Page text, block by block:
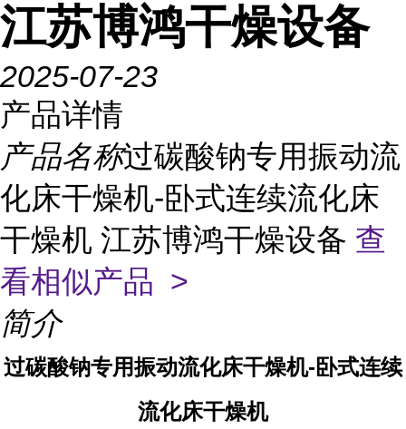
江苏博鸿干燥设备
2025-07-23
产品详情
产品名称过碳酸钠专用振动流
化床干燥机-卧式连续流化床
干燥机 江苏博鸿干燥设备 查
看相似产品 >
简介
过碳酸钠专用振动流化床干燥机-卧式连续
流化床干燥机